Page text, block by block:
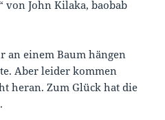
von John Kilaka, baobab
an einem Baum hängen
Aber leider kommen
heran. Zum Glück hat die